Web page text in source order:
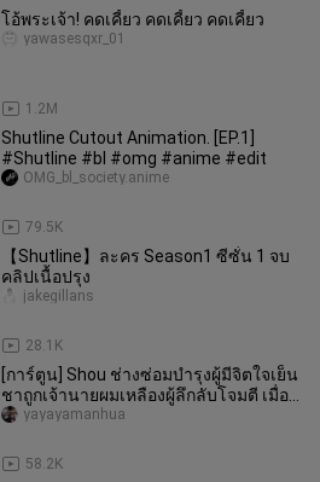
โอ้พระเจ้า! คดเคี้ยว คดเคี้ยว คดเคี้ยว
1.2M
yawasesqxr_01
Shutline Cutout Animation. [EP.1]
#Shutline #bl #omg #anime #edit
79.5K
OMG_bl_society.anime
【Shutline】ละคร Season1 ซีซั่น 1 จบ
คลิปเนื้อปรุง
28.1K
jakegillans
[การ์ตูน] Shou ช่างซ่อมบำรุงผู้มีจิตใจเย็น
ชาถูกเจ้านายผมเหลืองผู้ลึกลับโจมตี เมื่อ
ได้ยินว่า Shou กำล
58.2K
yayayamanhua